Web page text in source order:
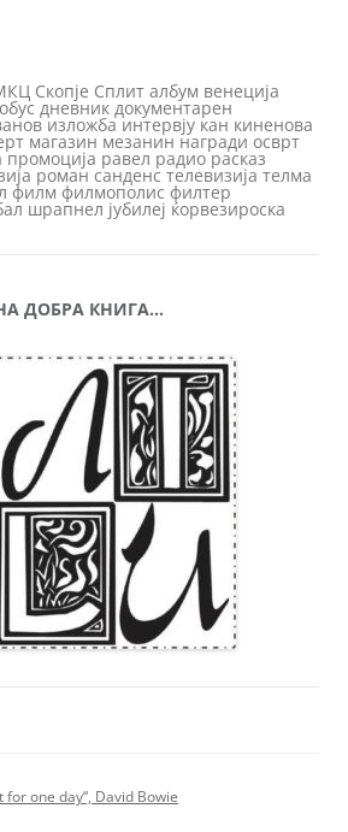
Скопје Сплит албум венеција
дневник документарен
изложба интервју кан киненова
магазин мезанин награди осврт
промоција равел радио расказ
роман санденс телевизија телма
филм филмополис филтер
шрапнел јубилеј ќорвезироска
ДОБРА КНИГА…
one day“, David Bowie